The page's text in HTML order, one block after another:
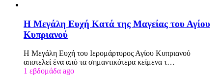
Η Μεγάλη Ευχή Κατά της Μαγείας του Αγίου
Κυπριανού
Η Μεγάλη Ευχή του Ιερομάρτυρος Αγίου Κυπριανού
αποτελεί ένα από τα σημαντικότερα κείμενα τ…
1 εβδομάδα ago